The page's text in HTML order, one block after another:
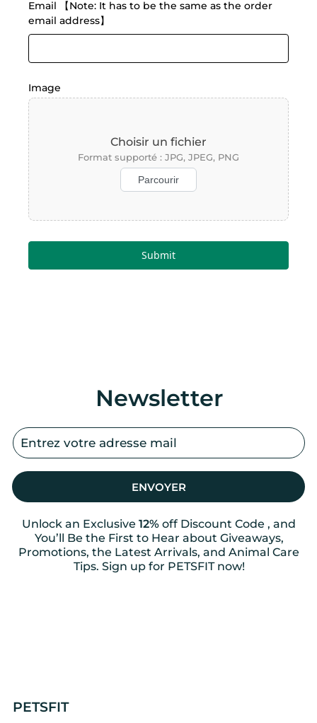
Submit
Newsletter
ENVOYER
Unlock an Exclusive 12% off Discount Code , and
You’ll Be the First to Hear about Giveaways,
Promotions, the Latest Arrivals, and Animal Care
Tips. Sign up for PETSFIT now!
PETSFIT